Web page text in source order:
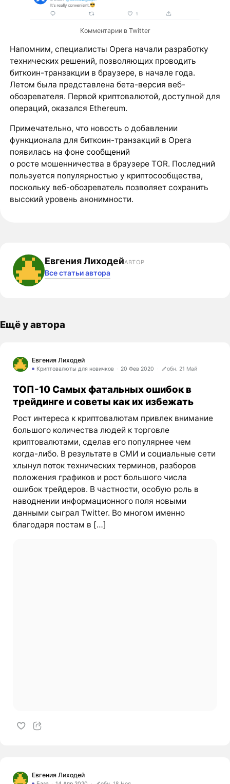
Комментарии в Twitter
Напомним, специалисты Opera начали разработку
технических решений, позволяющих проводить
биткоин-транзакции в браузере, в начале года.
Летом была представлена бета-версия веб-
обозревателя. Первой криптовалютой, доступной для
операций, оказался Ethereum.
Примечательно, что новость о добавлении
функционала для биткоин-транзакций в Opera
появилась на фоне сообщений
о росте мошенничества в браузере TOR. Последний
пользуется популярностью у криптосообщества,
поскольку веб-обозреватель позволяет сохранить
высокий уровень анонимности.
Евгения ЛиходейАВТОР
Все статьи автора
Ещё у автора
Евгения Лиходей
Криптовалюты для новичков 20 Фев 2020 обн. 21 Май
ТОП-10 Самых фатальных ошибок в
трейдинге и советы как их избежать
Рост интереса к криптовалютам привлек внимание
большого количества людей к торговле
криптовалютами, сделав его популярнее чем
когда-либо. В результате в СМИ и социальные сети
хлынул поток технических терминов, разборов
положения графиков и рост большого числа
ошибок трейдеров. В частности, особую роль в
наводнении информационного поля новыми
данными сыграл Twitter. Во многом именно
благодаря постам в […]
Евгения Лиходей